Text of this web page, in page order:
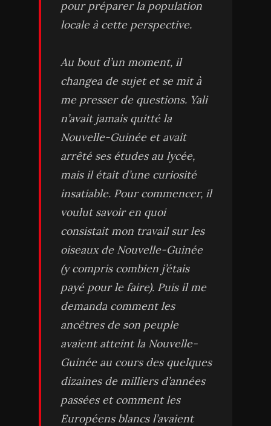
pour préparer la population
locale à cette perspective.
Au bout d’un moment, il
changea de sujet et se mit à
me presser de questions. Yali
n’avait jamais quitté la
Nouvelle-Guinée et avait
arrêté ses études au lycée,
mais il était d’une curiosité
insatiable. Pour commencer, il
voulut savoir en quoi
consistait mon travail sur les
oiseaux de Nouvelle-Guinée
(y compris combien j’étais
payé pour le faire). Puis il me
demanda comment les
ancêtres de son peuple
avaient atteint la Nouvelle-
Guinée au cours des quelques
dizaines de milliers d’années
passées et comment les
Européens blancs l’avaient